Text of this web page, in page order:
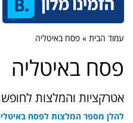
עמוד הבית » פסח באיטליה
פסח באיטליה
אטרקציות והמלצות
להלן מספר המלצות לפסח